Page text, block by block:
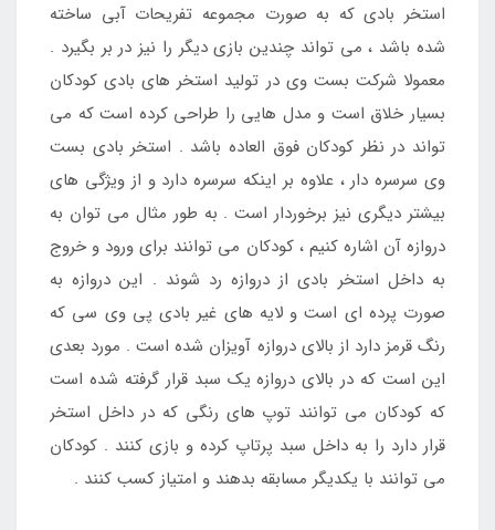
استخر بادی که به صورت مجموعه تفریحات آبی ساخته
شده باشد ، می تواند چندین بازی دیگر را نیز در بر بگیرد .
معمولا شرکت بست وی در تولید استخر های بادی کودکان
بسیار خلاق است و مدل هایی را طراحی کرده است که می
تواند در نظر کودکان فوق العاده باشد . استخر بادی بست
وی سرسره دار ، علاوه بر اینکه سرسره دارد و از ویژگی های
بیشتر دیگری نیز برخوردار است . به طور مثال می توان به
دروازه آن اشاره کنیم ، کودکان می توانند برای ورود و خروج
به داخل استخر بادی از دروازه رد شوند . این دروازه به
صورت پرده ای است و لایه های غیر بادی پی وی سی که
رنگ قرمز دارد از بالای دروازه آویزان شده است . مورد بعدی
این است که در بالای دروازه یک سبد قرار گرفته شده است
که کودکان می توانند توپ های رنگی که در داخل استخر
قرار دارد را به داخل سبد پرتاپ کرده و بازی کنند . کودکان
می توانند با یکدیگر مسابقه بدهند و امتیاز کسب کنند .